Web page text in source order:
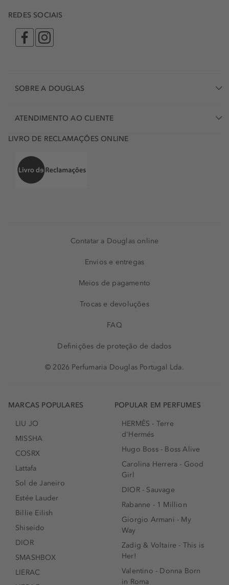
REDES SOCIAIS
SOBRE A DOUGLAS
ATENDIMENTO AO CLIENTE
LIVRO DE RECLAMAÇÕES ONLINE
Contatar a Douglas online
Envios e entregas
Meios de pagamento
Trocas e devoluções
FAQ
Definições de proteção de dados
© 2026 Perfumaria Douglas Portugal Lda.
MARCAS POPULARES
LIU JO
MISSHA
COSRX
Lattafa
Sol de Janeiro
Estée Lauder
Billie Eilish
Shiseido
DIOR
SMASHBOX
LIERAC
POPULAR EM PERFUMES
HERMÈS - Terre
d'Hermés
Hugo Boss - Boss Alive
Carolina Herrera - Good
Girl
DIOR - Sauvage
Rabanne - 1 Million
Giorgio Armani - My
Way
Zadig & Voltaire - This is
Her!
Valentino - Donna Born
in Roma